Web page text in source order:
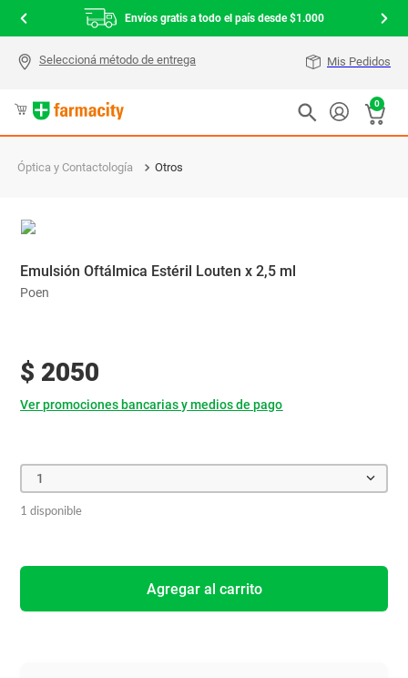
Envíos gratis a todo el país desde $1.000
Mis Pedidos
0
Óptica y Contactología Otros
Emulsión Oftálmica Estéril Louten x 2,5 ml
Poen
$ 2050
Ver promociones bancarias y medios de pago
1
1 disponible
Agregar al carrito